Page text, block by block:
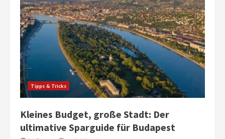
Tipps & Tricks
Kleines Budget, große Stadt: Der
ultimative Sparguide für Budapest